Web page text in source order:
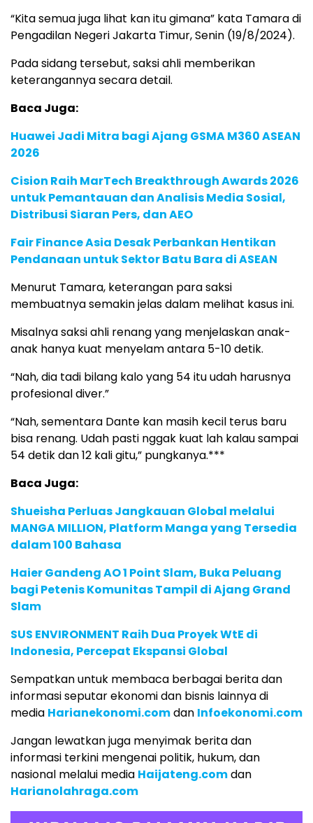
“Kita semua juga lihat kan itu gimana” kata Tamara di
Pengadilan Negeri Jakarta Timur, Senin (19/8/2024).
Pada sidang tersebut, saksi ahli memberikan
keterangannya secara detail.
Baca Juga:
Huawei Jadi Mitra bagi Ajang GSMA M360 ASEAN
2026
Cision Raih MarTech Breakthrough Awards 2026
untuk Pemantauan dan Analisis Media Sosial,
Distribusi Siaran Pers, dan AEO
Fair Finance Asia Desak Perbankan Hentikan
Pendanaan untuk Sektor Batu Bara di ASEAN
Menurut Tamara, keterangan para saksi
membuatnya semakin jelas dalam melihat kasus ini.
Misalnya saksi ahli renang yang menjelaskan anak-
anak hanya kuat menyelam antara 5-10 detik.
“Nah, dia tadi bilang kalo yang 54 itu udah harusnya
profesional diver.”
“Nah, sementara Dante kan masih kecil terus baru
bisa renang. Udah pasti nggak kuat lah kalau sampai
54 detik dan 12 kali gitu,” pungkanya.***
Baca Juga:
Shueisha Perluas Jangkauan Global melalui
MANGA MILLION, Platform Manga yang Tersedia
dalam 100 Bahasa
Haier Gandeng AO 1 Point Slam, Buka Peluang
bagi Petenis Komunitas Tampil di Ajang Grand
Slam
SUS ENVIRONMENT Raih Dua Proyek WtE di
Indonesia, Percepat Ekspansi Global
Sempatkan untuk membaca berbagai berita dan
informasi seputar ekonomi dan bisnis lainnya di
media Harianekonomi.comdan Infoekonomi.com
Jangan lewatkan juga menyimak berita dan
informasi terkini mengenai politik, hukum, dan
nasional melalui media Haijateng.comdan
Harianolahraga.com